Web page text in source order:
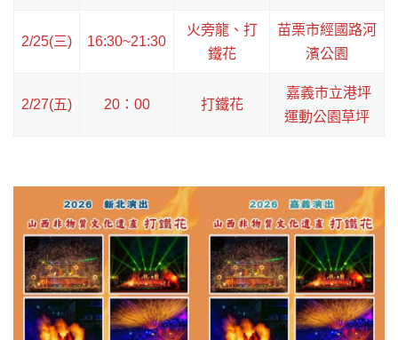
2/25(三) 16:30~21:30
火旁龍、打
鐵花
苗栗市經國路河
濱公園
2/27(五) 20：00 打鐵花
嘉義市立港坪
運動公園草坪